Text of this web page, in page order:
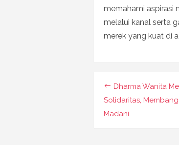
memahami aspirasi
melalui kanal serta
merek yang kuat di
Navigasi
pos
Dharma Wanita
Solidaritas,
Madani